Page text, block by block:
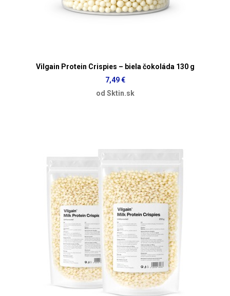
Vilgain Protein Crispies – biela čokoláda 130 g
7,49 €
od Sktin.sk